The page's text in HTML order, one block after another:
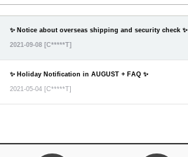
✨ Notice about overseas shipping and security check ✨
2021-09-08 [C*****T]
✨ Holiday Notification in AUGUST + FAQ ✨
2021-05-04 [C*****T]